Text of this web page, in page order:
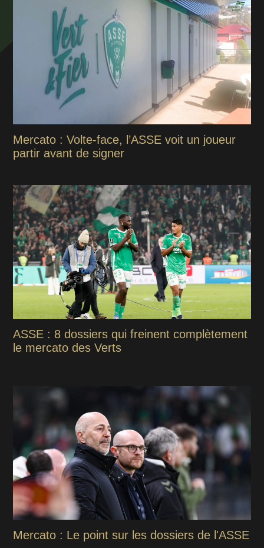
Mercato : Volte-face, l’ASSE voit un joueur
partir avant de signer
ASSE : 8 dossiers qui freinent complètement
le mercato des Verts
Mercato : Le point sur les dossiers de l'ASSE